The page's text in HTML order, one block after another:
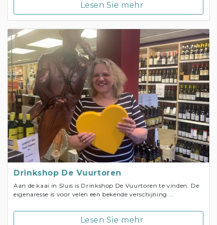
Lesen Sie mehr
Drinkshop De Vuurtoren
Aan de kaai in Sluis is Drinkshop De Vuurtoren te vinden. De
eigenaresse is voor velen een bekende verschijning....
Lesen Sie mehr